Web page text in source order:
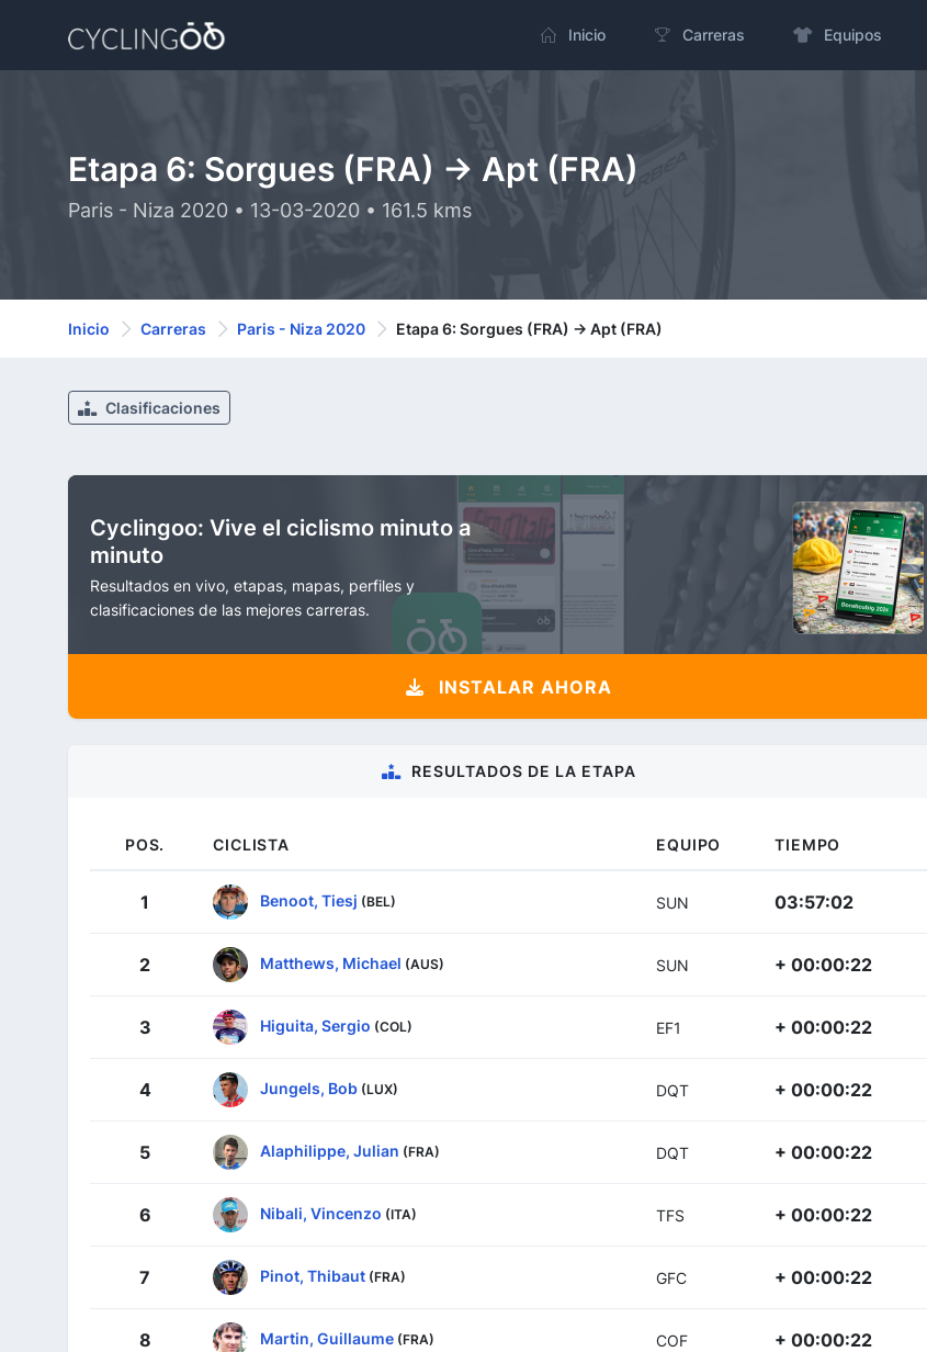
Inicio Carreras Equipos
Etapa 6: Sorgues (FRA) -> Apt (FRA)
Paris - Niza 2020 • 13-03-2020 • 161.5 kms
Inicio Carreras Paris - Niza 2020 Etapa 6: Sorgues (FRA) -> Apt (FRA)
Clasificaciones
Cyclingoo: Vive el ciclismo minuto a
minuto
Resultados en vivo, etapas, mapas, perfiles y
clasificaciones de las mejores carreras.
INSTALAR AHORA
RESULTADOS DE LA ETAPA
POS. CICLISTA EQUIPO TIEMPO
1 Benoot, Tiesj (BEL) SUN 03:57:02
2 Matthews, Michael (AUS) SUN + 00:00:22
3 Higuita, Sergio (COL) EF1 + 00:00:22
4 Jungels, Bob (LUX) DQT + 00:00:22
5 Alaphilippe, Julian (FRA) DQT + 00:00:22
6 Nibali, Vincenzo (ITA) TFS + 00:00:22
7 Pinot, Thibaut (FRA) GFC + 00:00:22
8 Martin, Guillaume (FRA) COF + 00:00:22